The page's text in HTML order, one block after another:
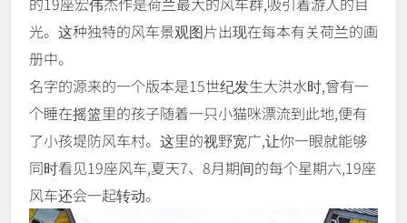
光。这种独特的风车景观图片出现在每本有关荷兰的画
册中。
名字的源来的一个版本是15世纪发生大洪水时,曾有一
个睡在摇篮里的孩子随着一只小猫咪漂流到此地,便有
了小孩堤防风车村。这里的视野宽广,让你一眼就能够
同时看见19座风车,夏天7、8月期间的每个星期六,19座
风车还会一起转动。